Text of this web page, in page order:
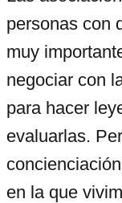
personas con
muy
negociar con
para hacer
evaluarlas.
en la que